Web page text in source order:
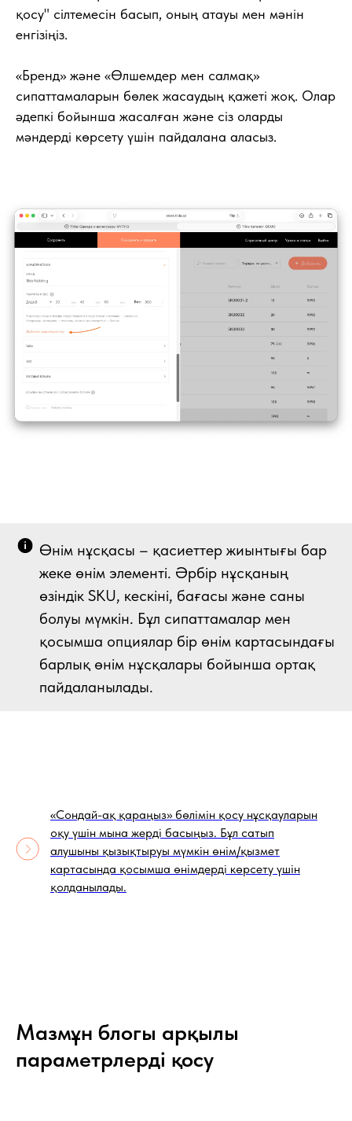
қосу" сілтемесін басып, оның атауы мен мәнін
енгізіңіз.
«Бренд» және «Өлшемдер мен салмақ»
сипаттамаларын бөлек жасаудың қажеті жоқ. Олар
әдепкі бойынша жасалған және сіз оларды
мәндерді көрсету үшін пайдалана аласыз.
Өнім нұсқасы – қасиеттер жиынтығы бар
жеке өнім элементі. Әрбір нұсқаның
өзіндік SKU, кескіні, бағасы және саны
болуы мүмкін. Бұл сипаттамалар мен
қосымша опциялар бір өнім картасындағы
барлық өнім нұсқалары бойынша ортақ
пайдаланылады.
«Сондай-ақ қараңыз» бөлімін қосу нұсқауларын
оқу үшін мына жерді басыңыз. Бұл сатып
алушыны қызықтыруы мүмкін өнім/қызмет
картасында қосымша өнімдерді көрсету үшін
қолданылады.
Мазмұн блогы арқылы
параметрлерді қосу